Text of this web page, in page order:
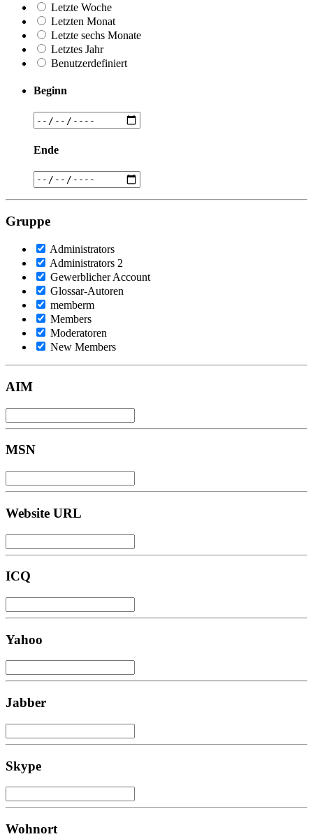
Letzte Woche
Letzten Monat
Letzte sechs Monate
Letztes Jahr
Benutzerdefiniert
Beginn
Ende
Gruppe
Administrators
Administrators 2
Gewerblicher Account
Glossar-Autoren
memberm
Members
Moderatoren
New Members
AIM
MSN
Website URL
ICQ
Yahoo
Jabber
Skype
Wohnort